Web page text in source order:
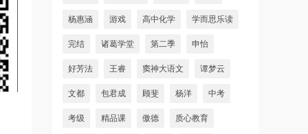
杨惠涵 游戏 高中化学 学而思乐读
完结 诸葛学堂 第二季 申怡
好芳法 王睿 窦神大语文 谭梦云
文都 包君成 顾斐 杨洋 中考
考级 精品课 傲德 质心教育